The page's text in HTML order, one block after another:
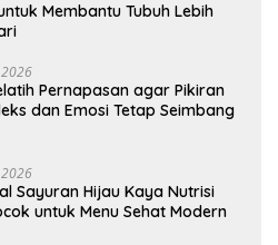
Membantu Tubuh Lebih
2026
Pernapasan agar Pikiran
dan Emosi Tetap Seimbang
2026
Sayuran Hijau Kaya Nutrisi
untuk Menu Sehat Modern